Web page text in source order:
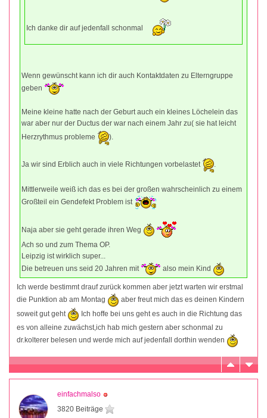
Ich danke dir auf jedenfall schonmal
Wenn gewünscht kann ich dir auch Kontaktdaten zu Elterngruppe
geben
Meine kleine hatte nach der Geburt auch ein kleines Löchelein das
war aber nur der Ductus der war nach einem Jahr zu( sie hat leicht
Herzrythmus probleme
).
Ja wir sind Erblich auch in viele Richtungen vorbelastet
Mittlerweile weiß ich das es bei der großen wahrscheinlich zu einem
Großteil ein Gendefekt Problem ist
Naja aber sie geht gerade ihren Weg
Ach so und zum Thema OP.
Leipzig ist wirklich super...
Die betreuen uns seid 20 Jahren mit
also mein Kind
Ich werde bestimmt drauf zurück kommen aber jetzt warten wir erstmal
die Punktion ab am Montag
aber freut mich das es deinen Kindern
soweit gut geht
Ich hoffe bei uns geht es auch in die Richtung das
es von alleine zuwächst,ich hab mich gestern aber schonmal zu
dr.kolterer belesen und werde mich auf jedenfall dorthin wenden
einfachmalso
3820 Beiträge